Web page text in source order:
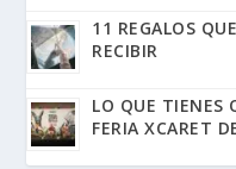
11 REGALOS
RECIBIR
LO QUE TIENES
FERIA XCARET